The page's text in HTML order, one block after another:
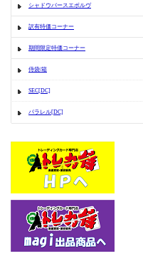
シャドウバースエボルヴ
訳有特価コーナー
期間限定特価コーナー
侍袋/箱
SEC[DC]
パラレル[DC]